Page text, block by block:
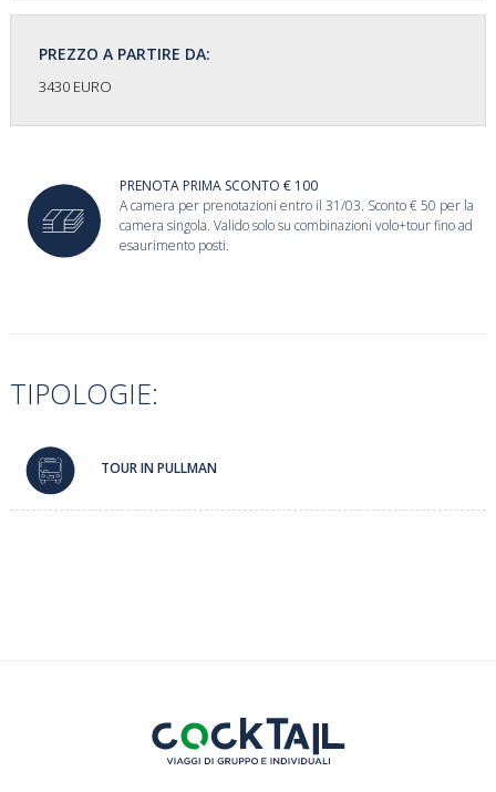
PREZZO A PARTIRE DA:
3430 EURO
PRENOTA PRIMA SCONTO € 100
A camera per prenotazioni entro il 31/03. Sconto € 50 per la
camera singola. Valido solo su combinazioni volo+tour fino ad
esaurimento posti.
TIPOLOGIE:
TOUR IN PULLMAN